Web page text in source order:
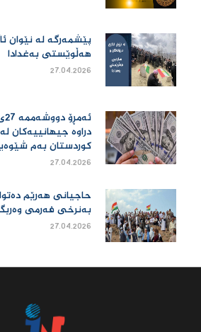
پێشمەرگە لە نێوان
هەڵوێستی بەغدادا
27.04.2026
دراوە جیهانییەكان
كوردستان بەم
27.04.2026
حاجیانی هەرێم
بەنرخی فەرمی
27.04.2026